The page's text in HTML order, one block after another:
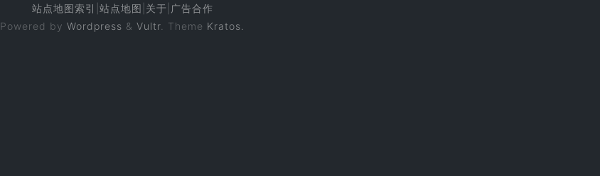
站点地图索引 站点地图 关于 广告合作
Powered by Wordpress & Vultr . Theme Kratos.